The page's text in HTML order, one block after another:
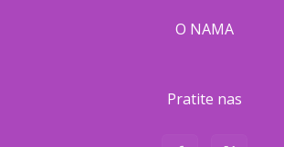
O NAMA
Pratite nas